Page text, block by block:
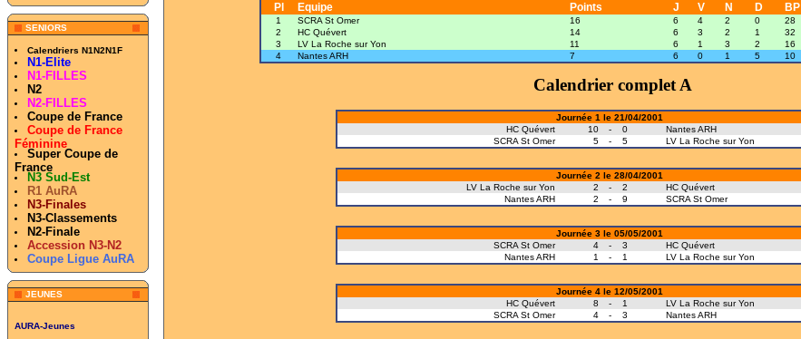
SENIORS
Calendriers N1N2N1F
N1-Elite
N1-FILLES
N2
N2-FILLES
Coupe de France
Coupe de France
Féminine
Super Coupe de
France
N3 Sud-Est
R1 AuRA
N3-Finales
N3-Classements
N2-Finale
Accession N3-N2
Coupe Ligue AuRA
JEUNES
AURA-Jeunes
Pl
Equipe Points J V N D BP
1 SCRA St Omer 16 6 4 2 0 28
2
HC Quévert 14 6 3 2 1 32
3
LV La Roche sur Yon 11 6 1 3 2 16
4
Nantes ARH 7 6 0 1 5 10
Calendrier complet A
Journée 1 le 21/04/2001
HC Quévert
10 - 0
Nantes ARH
SCRA St Omer
5 - 5 LV La Roche sur Yon
Journée 2 le 28/04/2001
LV La Roche sur Yon
2 - 2
HC Quévert
Nantes ARH
2 - 9 SCRA St Omer
Journée 3 le 05/05/2001
SCRA St Omer
4 - 3
HC Quévert
Nantes ARH
1 - 1 LV La Roche sur Yon
Journée 4 le 12/05/2001
HC Quévert
8 - 1
LV La Roche sur Yon
SCRA St Omer
4 - 3 Nantes ARH